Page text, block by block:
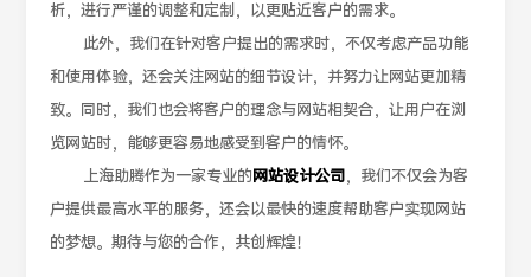
析，进行严谨的调整和定制，以更贴近客户的需求。
此外，我们在针对客户提出的需求时，不仅考虑产品功能
和使用体验，还会关注网站的细节设计，并努力让网站更加精
致。同时，我们也会将客户的理念与网站相契合，让用户在浏
览网站时，能够更容易地感受到客户的情怀。
上海助腾作为一家专业的网站设计公司，我们不仅会为客
户提供最高水平的服务，还会以最快的速度帮助客户实现网站
的梦想。期待与您的合作，共创辉煌！